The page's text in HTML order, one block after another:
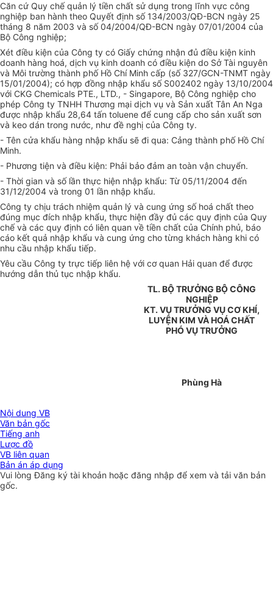
Căn cứ Quy chế quản lý tiền chất sử dụng trong lĩnh vực công
nghiệp ban hành theo Quyết định số 134/2003/QĐ-BCN ngày 25
tháng 8 năm 2003 và số 04/2004/QĐ-BCN ngày 07/01/2004 của
Bộ Công nghiệp;
Xét điều kiện của Công ty có Giấy chứng nhận đủ điều kiện kinh
doanh hàng hoá, dịch vụ kinh doanh có điều kiện do Sở Tài nguyên
và Môi trường thành phố Hồ Chí Minh cấp (số 327/GCN-TNMT ngày
15/01/2004); có hợp đồng nhập khẩu số S002402 ngày 13/10/2004
với CKG Chemicals PTE., LTD., - Singapore, Bộ Công nghiệp cho
phép Công ty TNHH Thương mại dịch vụ và Sản xuất Tân An Nga
được nhập khẩu 28,64 tấn toluene để cung cấp cho sản xuất sơn
và keo dán trong nước, như đề nghị của Công ty.
- Tên cửa khẩu hàng nhập khẩu sẽ đi qua: Cảng thành phố Hồ Chí
Minh.
- Phương tiện và điều kiện: Phải bảo đảm an toàn vận chuyển.
- Thời gian và số lần thực hiện nhập khẩu: Từ 05/11/2004 đến
31/12/2004 và trong 01 lần nhập khẩu.
Công ty chịu trách nhiệm quản lý và cung ứng số hoá chất theo
đúng mục đích nhập khẩu, thực hiện đầy đủ các quy định của Quy
chế và các quy định có liên quan về tiền chất của Chính phủ, báo
cáo kết quả nhập khẩu và cung ứng cho từng khách hàng khi có
nhu cầu nhập khẩu tiếp.
Yêu cầu Công ty trực tiếp liên hệ với cơ quan Hải quan để được
hướng dẫn thủ tục nhập khẩu.
TL. BỘ TRƯỞNG BỘ CÔNG
NGHIỆP
KT. VỤ TRƯỞNG VỤ CƠ KHÍ,
LUYỆN KIM VÀ HOÁ CHẤT
PHÓ VỤ TRƯỞNG
Phùng Hà
Nội dung VB
Văn bản gốc
Tiếng anh
Lược đồ
VB liên quan
Bản án áp dụng
Vui lòngĐăng ký tài khoản hoặc đăng nhập để xem và tải văn bản
gốc.